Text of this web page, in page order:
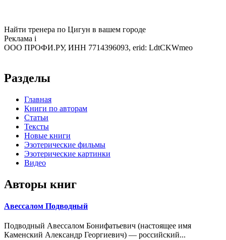
Найти тренера по Цигун в вашем городе
Реклама i
ООО ПРОФИ.РУ, ИНН 7714396093, erid: LdtCKWmeo
Разделы
Главная
Книги по авторам
Статьи
Тексты
Новые книги
Эзотерические фильмы
Эзотерические картинки
Видео
Авторы книг
Авессалом Подводный
Подводный Авессалом Бонифатьевич (настоящее имя
Каменский Александр Георгиевич) — российский...